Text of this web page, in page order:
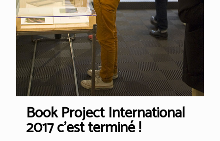
Book Project International
2017 c’est terminé !